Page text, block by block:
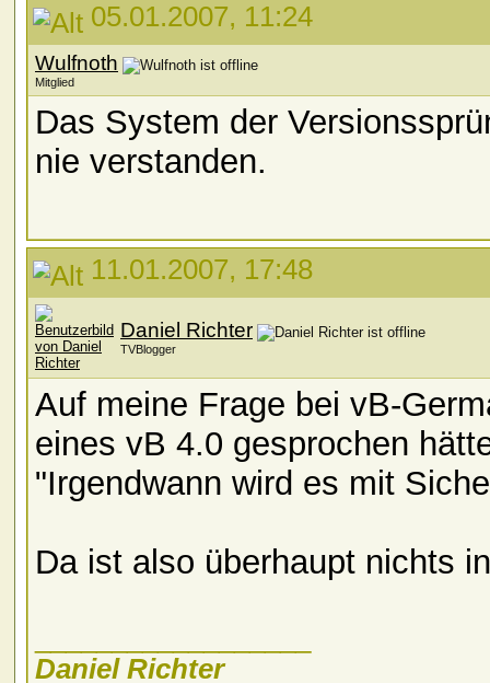
05.01.2007, 11:24
Wulfnoth
Mitglied
Das System der
nie verstanden.
11.01.2007, 17:48
Daniel Richter
TVBlogger
Auf meine Frage bei vB-
eines vB 4.0 gesprochen
"Irgendwann wird es mit
Da ist also überhaupt nichts
Daniel Richter